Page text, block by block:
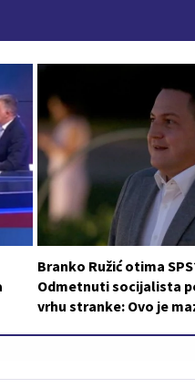
Branko Ružić otima
Odmetnuti socijalista
vrhu stranke: Ovo je